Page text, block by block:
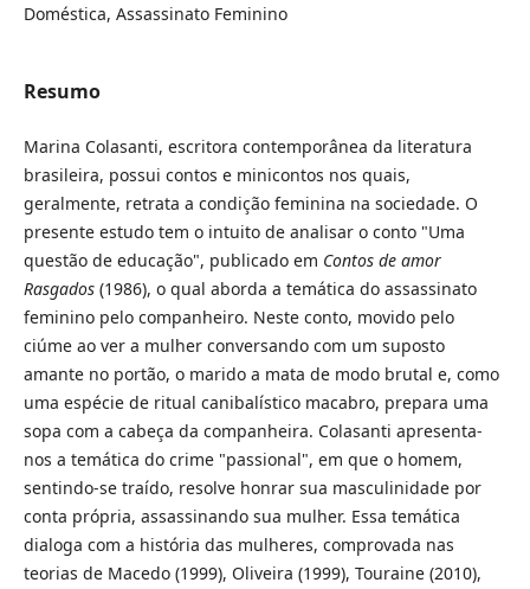
Doméstica, Assassinato Feminino
Resumo
Marina Colasanti, escritora contemporânea da literatura
brasileira, possui contos e minicontos nos quais,
geralmente, retrata a condição feminina na sociedade. O
presente estudo tem o intuito de analisar o conto "Uma
questão de educação", publicado em Contos de amor
Rasgados(1986), o qual aborda a temática do assassinato
feminino pelo companheiro. Neste conto, movido pelo
ciúme ao ver a mulher conversando com um suposto
amante no portão, o marido a mata de modo brutal e, como
uma espécie de ritual canibalístico macabro, prepara uma
sopa com a cabeça da companheira. Colasanti apresenta-
nos a temática do crime "passional", em que o homem,
sentindo-se traído, resolve honrar sua masculinidade por
conta própria, assassinando sua mulher. Essa temática
dialoga com a história das mulheres, comprovada nas
teorias de Macedo (1999), Oliveira (1999), Touraine (2010),